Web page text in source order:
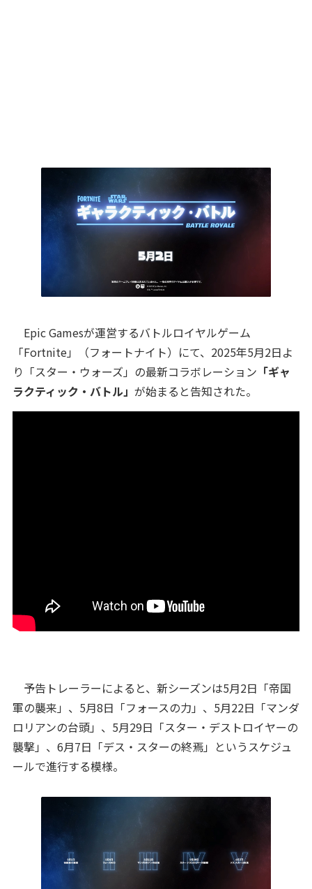
Epic Gamesが運営するバトルロイヤルゲーム
「Fortnite」（フォートナイト）にて、2025年5月2日よ
り「スター・ウォーズ」の最新コラボレーション 「ギャ
ラクティック・バトル」 が始まると告知された。
予告トレーラーによると、新シーズンは5月2日「帝国
軍の襲来」、5月8日「フォースの力」、5月22日「マンダ
ロリアンの台頭」、5月29日「スター・デストロイヤーの
襲撃」、6月7日「デス・スターの終焉」というスケジュ
ールで進行する模様。